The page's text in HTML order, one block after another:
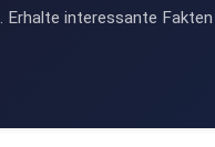
interessante